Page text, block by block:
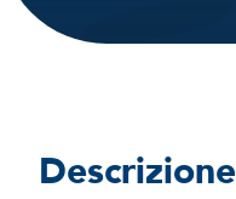
Descrizione